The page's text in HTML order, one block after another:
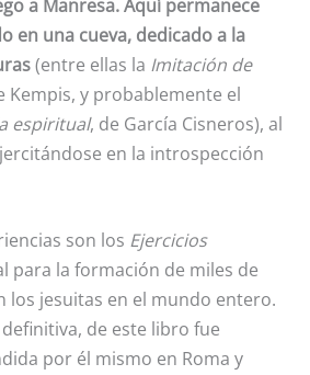
a Manresa. Aquí permanece
en una cueva, dedicado a la
(entre ellas la Imitación de
Kempis, y probablemente el
espiritual, de García Cisneros), al
en la introspección
son los Ejercicios
para la formación de miles de
los jesuitas en el mundo entero.
de este libro fue
por él mismo en Roma y